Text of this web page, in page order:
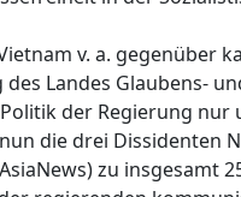
v. a. gegenüber
Landes Glaubens-
der Regierung
die drei Dissidenten
zu insgesamt